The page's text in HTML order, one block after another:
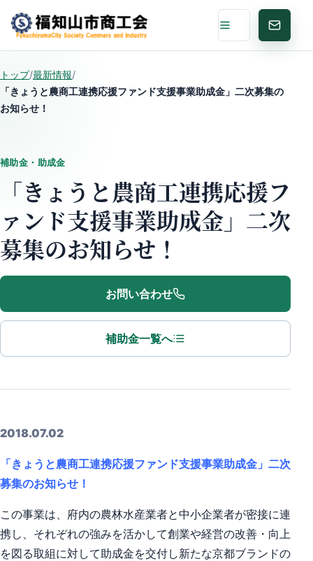
メニュー お問い
トップ/最新情報/
「きょうと農商工連携応援ファンド支援事業助成金」二次募集の
お知らせ！
補助金・助成金
「きょうと農商工連携応援フ
ァンド支援事業助成金」二次
募集のお知らせ！
お問い合わせ
補助金一覧へ
2018.07.02
「きょうと農商工連携応援ファンド支援事業助成金」二次
募集のお知らせ！
この事業は、府内の農林水産業者と中小企業者が密接に連
携し、それぞれの強みを活かして創業や経営の改善・向上
を図る取組に対して助成金を交付し新たな京都ブランドの